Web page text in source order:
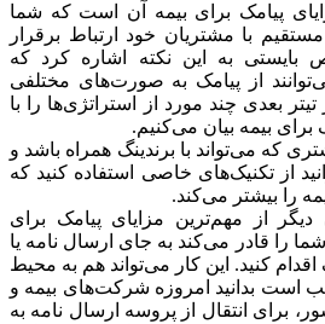
پیامک برای بیمه آن است که شما
با مشتریان خود ارتباط برقرار
بایستی به این نکته اشاره کرد که
می‌توانند از پیامک به صورت‌های مختلفی
تیتر بعدی چند مورد از استراتژی‌ها را با
برای بیمه بیان می‌کنیم.
که می‌تواند با برندینگ همراه باشد و
از تکنیک‌های خاصی استفاده کنید که
را بیشتر می‌کند.
از مهم‌ترین مزایای پیامک برای
را قادر می‌کند به جای ارسال نامه یا
کنید. این کار می‌تواند هم به محیط
است بدانید امروزه شرکت‌های بیمه و
برای انتقال از پروسه ارسال نامه به